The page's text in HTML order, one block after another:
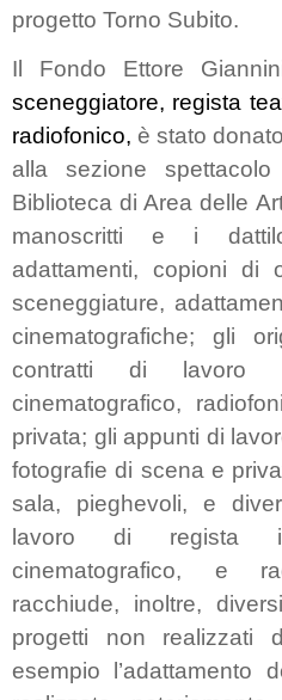
progetto Torno Subito.
Il Fondo Ettore
sceneggiatore, regista
radiofonico, è stato
alla sezione spettacolo
Biblioteca di Area delle
manoscritti e i
adattamenti, copioni di
sceneggiature,
cinematografiche; gli
contratti di lavoro
cinematografico,
privata; gli appunti di
fotografie di scena e
sala, pieghevoli, e
lavoro di regista
cinematografico, e
racchiude, inoltre,
progetti non realizzati
esempio l’adattamento